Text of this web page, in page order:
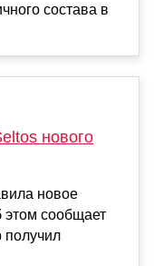
состава в
нового
новое
этом сообщает
получил